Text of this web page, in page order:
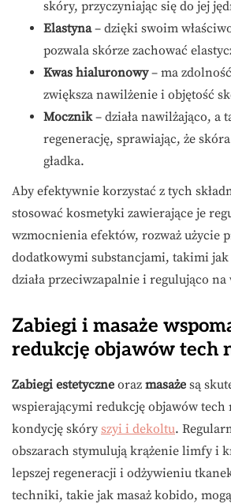
skóry, przyczyniając się do jej
Elastyna– dzięki swoim
pozwala skórze zachować
Kwas hialuronowy– ma
zwiększa nawilżenie i objętość
Mocznik– działa nawilżająco, a
regenerację, sprawiając, że
gładka.
Aby efektywnie korzystać z tych
stosować kosmetyki zawierające je
wzmocnienia efektów, rozważ użycie
dodatkowymi substancjami, takimi
działa przeciwzapalnie i regulująco
Zabiegi i masaże
redukcję objawów tech
Zabiegi estetyczne oraz masaże są
wspierającymi redukcję objawów tech
kondycję skóry szyi i dekoltu.
obszarach stymulują krążenie limfy i
lepszej regeneracji i odżywieniu
techniki, takie jak masaż kobido,